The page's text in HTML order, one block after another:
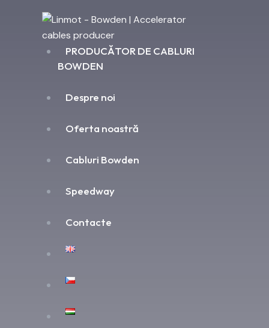
PRODUCĂTOR DE CABLURI
BOWDEN
Despre noi
Oferta noastră
Cabluri Bowden
Speedway
Contacte